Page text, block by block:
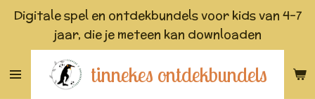
Ga
de
hoofdinhoud
tinnekes ontdekbundels
Digitale spel en ontdekbundels voor kids van 4-7
jaar, die je meteen kan downloaden